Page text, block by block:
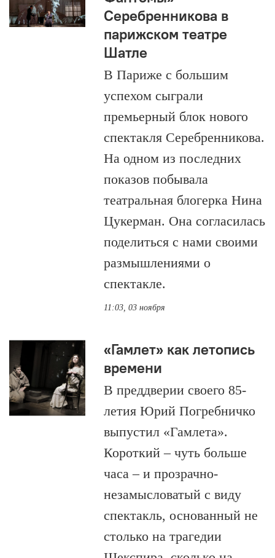
Серебренникова в
парижском театре
Шатле
В Париже с большим
успехом сыграли
премьерный блок нового
спектакля Серебренникова.
На одном из последних
показов побывала
театральная блогерка Нина
Цукерман. Она согласилась
поделиться с нами своими
размышлениями о
спектакле.
11:03, 03 ноября
«Гамлет» как летопись
времени
В преддверии своего 85-
летия Юрий Погребничко
выпустил «Гамлета».
Короткий – чуть больше
часа – и прозрачно-
незамысловатый с виду
спектакль, основанный не
столько на трагедии